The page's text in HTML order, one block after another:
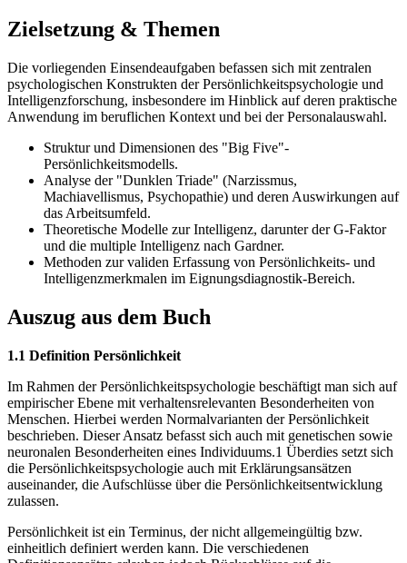
Zielsetzung & Themen
Die vorliegenden Einsendeaufgaben befassen sich mit zentralen
psychologischen Konstrukten der Persönlichkeitspsychologie und
Intelligenzforschung, insbesondere im Hinblick auf deren praktische
Anwendung im beruflichen Kontext und bei der Personalauswahl.
Struktur und Dimensionen des "Big Five"-
Persönlichkeitsmodells.
Analyse der "Dunklen Triade" (Narzissmus,
Machiavellismus, Psychopathie) und deren Auswirkungen auf
das Arbeitsumfeld.
Theoretische Modelle zur Intelligenz, darunter der G-Faktor
und die multiple Intelligenz nach Gardner.
Methoden zur validen Erfassung von Persönlichkeits- und
Intelligenzmerkmalen im Eignungsdiagnostik-Bereich.
Auszug aus dem Buch
1.1 Definition Persönlichkeit
Im Rahmen der Persönlichkeitspsychologie beschäftigt man sich auf
empirischer Ebene mit verhaltensrelevanten Besonderheiten von
Menschen. Hierbei werden Normalvarianten der Persönlichkeit
beschrieben. Dieser Ansatz befasst sich auch mit genetischen sowie
neuronalen Besonderheiten eines Individuums.1 Überdies setzt sich
die Persönlichkeitspsychologie auch mit Erklärungsansätzen
auseinander, die Aufschlüsse über die Persönlichkeitsentwicklung
zulassen.
Persönlichkeit ist ein Terminus, der nicht allgemeingültig bzw.
einheitlich definiert werden kann. Die verschiedenen